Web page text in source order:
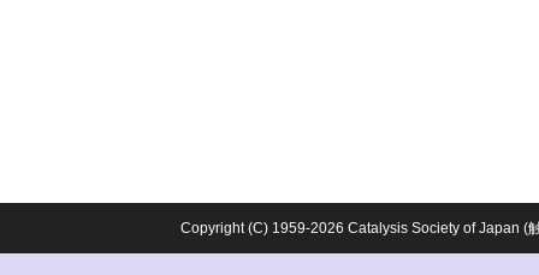
Copyright (C) 1959-2026 Catalysis Society of Japan (